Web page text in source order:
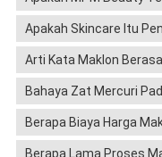
Apakah Skincare Itu
Arti Kata Maklon
Bahaya Zat Mercuri
Berapa Biaya Harga
Berapa Lama Proses